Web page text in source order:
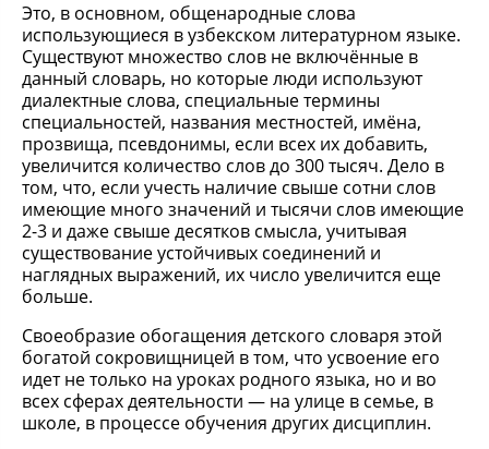
Это, в основном, общенародные слова
использующиеся в узбекском литературном языке.
Существуют множество слов не включённые в
данный словарь, но которые люди используют
диалектные слова, специальные термины
специальностей, названия местностей, имёна,
прозвища, псевдонимы, если всех их добавить,
увеличится количество слов до 300 тысяч. Дело в
том, что, если учесть наличие свыше сотни слов
имеющие много значений и тысячи слов имеющие
2-3 и даже свыше десятков смысла, учитывая
существование устойчивых соединений и
наглядных выражений, их число увеличится еще
больше.
Своеобразие обогащения детского словаря этой
богатой сокровищницей в том, что усвоение его
идет не только на уроках родного языка, но и во
всех сферах деятельности — на улице в семье, в
школе, в процессе обучения других дисциплин.